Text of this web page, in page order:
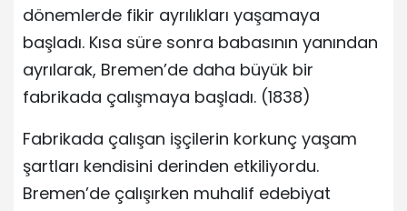
dönemlerde fikir ayrılıkları yaşamaya
başladı. Kısa süre sonra babasının yanından
ayrılarak, Bremen’de daha büyük bir
fabrikada çalışmaya başladı. (1838)
Fabrikada çalışan işçilerin korkunç yaşam
şartları kendisini derinden etkiliyordu.
Bremen’de çalışırken muhalif edebiyat